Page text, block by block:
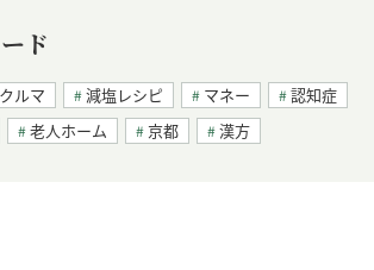
ド
クルマ 減塩レシピ マネー
認知症
老人ホーム 京都 漢方